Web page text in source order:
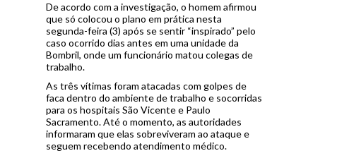
De acordo com a investigação, o homem afirmou
que só colocou o plano em prática nesta
segunda-feira (3) após se sentir “inspirado” pelo
caso ocorrido dias antes em uma unidade da
Bombril, onde um funcionário matou colegas de
trabalho.
As três vítimas foram atacadas com golpes de
faca dentro do ambiente de trabalho e socorridas
para os hospitais São Vicente e Paulo
Sacramento. Até o momento, as autoridades
informaram que elas sobreviveram ao ataque e
seguem recebendo atendimento médico.